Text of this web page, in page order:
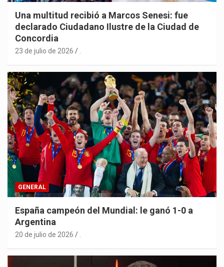
Una multitud recibió a Marcos Senesi: fue
declarado Ciudadano Ilustre de la Ciudad de
Concordia
23 de julio de 2026 .
GENERAL
España campeón del Mundial: le ganó 1-0 a
Argentina
20 de julio de 2026 .